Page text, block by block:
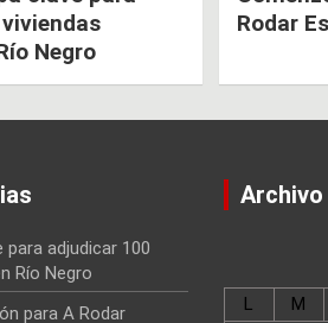
Negro
Rodar
para adjudicar 100
Río Negro
para A Rodar
Archivo
L M